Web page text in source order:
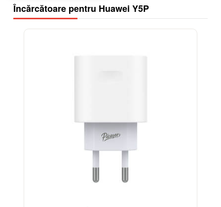
Încărcătoare pentru Huawei Y5P